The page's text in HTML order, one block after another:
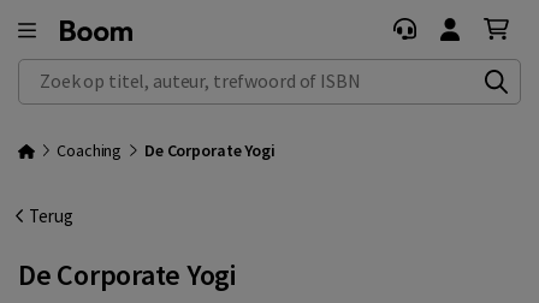
Zoek op titel, auteur, trefwoord of ISBN
Coaching De Corporate Yogi
Terug
De Corporate Yogi